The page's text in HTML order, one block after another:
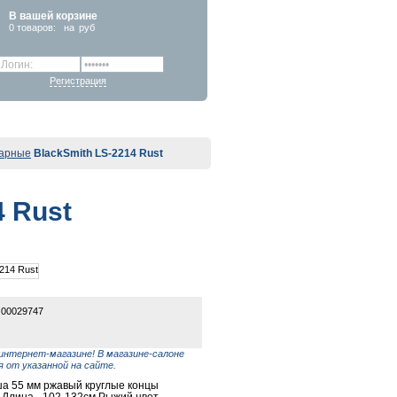
В вашей корзине
0 товаров: на руб
Регистрация
BlackSmith LS-2214 Rust
Rust
магазине! В магазине-салоне
указанной на сайте.
55 мм ржавый круглые концы